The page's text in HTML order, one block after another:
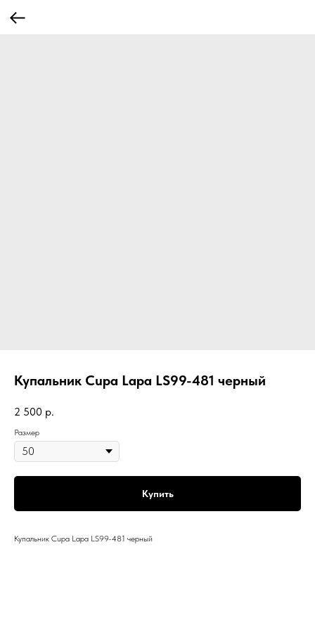
Купальник Cupa Lapa LS99-481 черный
2 500 р.
Размер
Купить
Купальник Cupa Lapa LS99-481 черный